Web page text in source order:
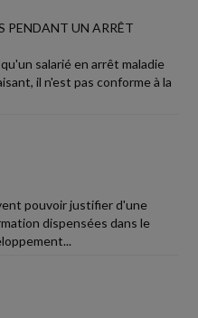
PENDANT UN ARRÊT
salarié en arrêt maladie
il n'est pas conforme à la
pouvoir justifier d'une
dispensées dans le